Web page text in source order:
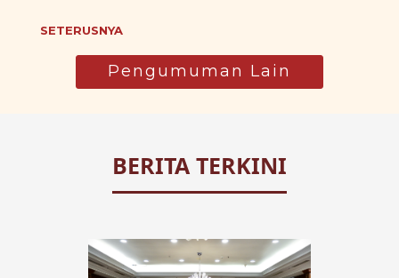
SETERUSNYA
Pengumuman Lain
BERITA TERKINI